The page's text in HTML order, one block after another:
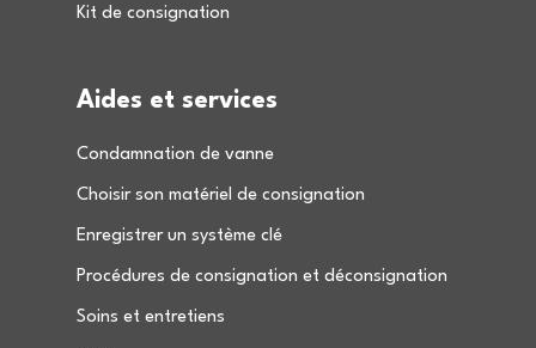
Kit de consignation
Aides et services
Condamnation de vanne
Choisir son matériel de consignation
Enregistrer un système clé
Procédures de consignation et déconsignation
Soins et entretiens